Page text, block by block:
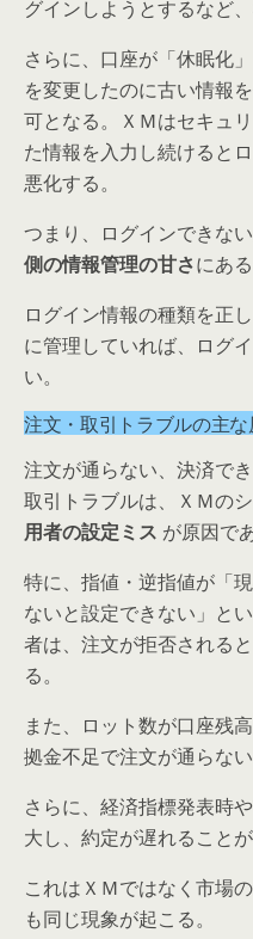
グインしようとするなど
さらに、口座が「休眠化
を変更したのに古い情報
可となる。ＸＭはセキュ
た情報を入力し続けると
悪化する。
つまり、ログインできな
側の情報管理の甘さにある
ログイン情報の種類を正
に管理していれば、ログ
い。
注文・取引トラブルの主
注文が通らない、決済で
取引トラブルは、ＸＭの
用者の設定ミス が原因で
特に、指値・逆指値が「
ないと設定できない」と
者は、注文が拒否される
る。
また、ロット数が口座残
拠金不足で注文が通らない
さらに、経済指標発表時
大し、約定が遅れることが
これはＸＭではなく市場
も同じ現象が起こる。